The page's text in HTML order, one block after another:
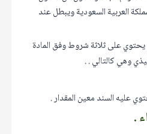
العربية السعودية ويبطل عند
على ثلاثة شروط وفق المادة
وهي كالتالي . .
عليه السند معين المقدار .
.